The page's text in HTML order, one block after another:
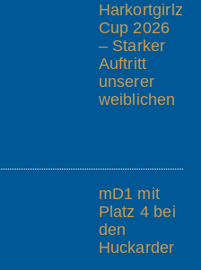
Harkortgirlz
Cup 2026
– Starker
Auftritt
unserer
weiblichen
mD1 mit
Platz 4 bei
den
Huckarder